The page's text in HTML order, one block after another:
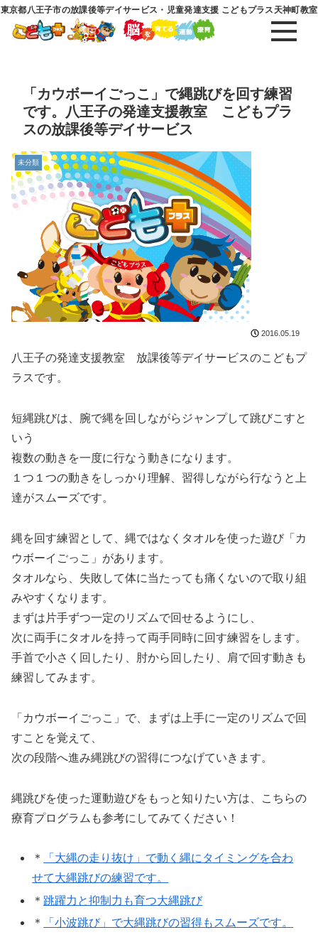
東京都八王子市の放課後等デイサービス・児童発達支援 こどもプラス天神町教室
「カウボーイごっこ」で縄跳びを回す練習
です。八王子の発達支援教室 こどもプラ
スの放課後等デイサービス
未分類
2016.05.19
八王子の発達支援教室 放課後等デイサービスのこどもプ
ラスです。
短縄跳びは、腕で縄を回しながらジャンプして跳びこすと
いう
複数の動きを一度に行なう動きになります。
１つ１つの動きをしっかり理解、習得しながら行なうと上
達がスムーズです。
縄を回す練習として、縄ではなくタオルを使った遊び「カ
ウボーイごっこ」があります。
タオルなら、失敗して体に当たっても痛くないので取り組
みやすくなります。
まずは片手ずつ一定のリズムで回せるようにし、
次に両手にタオルを持って両手同時に回す練習をします。
手首で小さく回したり、肘から回したり、肩で回す動きも
練習してみます。
「カウボーイごっこ」で、まずは上手に一定のリズムで回
すことを覚えて、
次の段階へ進み縄跳びの習得につなげていきます。
縄跳びを使った運動遊びをもっと知りたい方は、こちらの
療育プログラムも参考にしてみてください！
＊
「大縄の走り抜け」で動く縄にタイミングを合わ
せて大縄跳びの練習です。
＊ 跳躍力と抑制力も育つ大縄跳び
＊
「小波跳び」で大縄跳びの習得もスムーズです。